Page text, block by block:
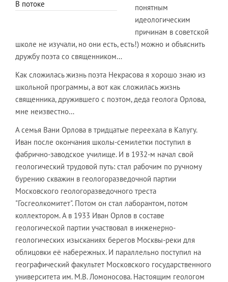
В потоке
понятным
идеологическим
причинам в советской
школе не изучали, но они есть, есть!) можно и объяснить
дружбу поэта со священником…
Как сложилась жизнь поэта Некрасова я хорошо знаю из
школьной программы, а вот как сложилась жизнь
священника, дружившего с поэтом, деда геолога Орлова,
мне неизвестно…
А семья Вани Орлова в тридцатые переехала в Калугу.
Иван после окончания школы-семилетки поступил в
фабрично-заводское училище. И в 1932-м начал свой
геологический трудовой путь: стал рабочим по ручному
бурению скважин в геологоразведочной партии
Московского геологоразведочного треста
"Госгеолкомитет". Потом он стал лаборантом, потом
коллектором. А в 1933 Иван Орлов в составе
геологической партии участвовал в инженерно-
геологических изысканиях берегов Москвы-реки для
облицовки её набережных. И параллельно поступил на
географический факультет Московского государственного
университета им. М.В. Ломоносова. Настоящим геологом